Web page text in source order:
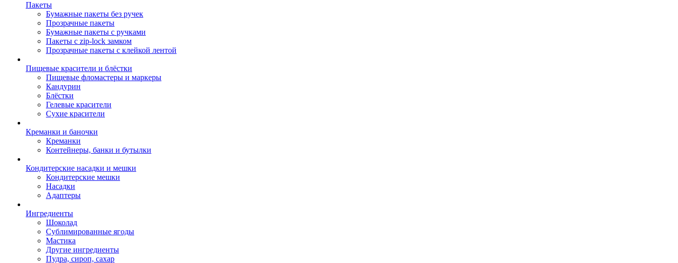
Пакеты
Бумажные пакеты без ручек
Прозрачные пакеты
Бумажные пакеты с ручками
Пакеты с zip-lock замком
Прозрачные пакеты с клейкой лентой
Пищевые красители и блёстки
Пищевые фломастеры и маркеры
Кандурин
Блёстки
Гелевые красители
Сухие красители
Креманки и баночки
Креманки
Контейнеры, банки и бутылки
Кондитерские насадки и мешки
Кондитерские мешки
Насадки
Адаптеры
Ингредиенты
Шоколад
Сублимированные ягоды
Мастика
Другие ингредиенты
Пудра, сироп, сахар